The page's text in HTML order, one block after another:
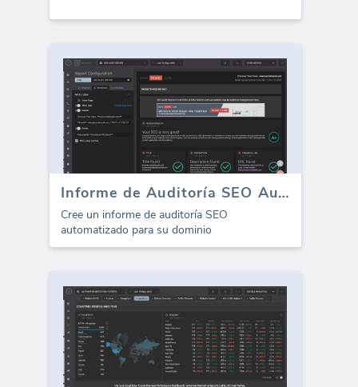
Informe de Auditoría SEO Automatizada
Cree un informe de auditoría SEO
automatizado para su dominio